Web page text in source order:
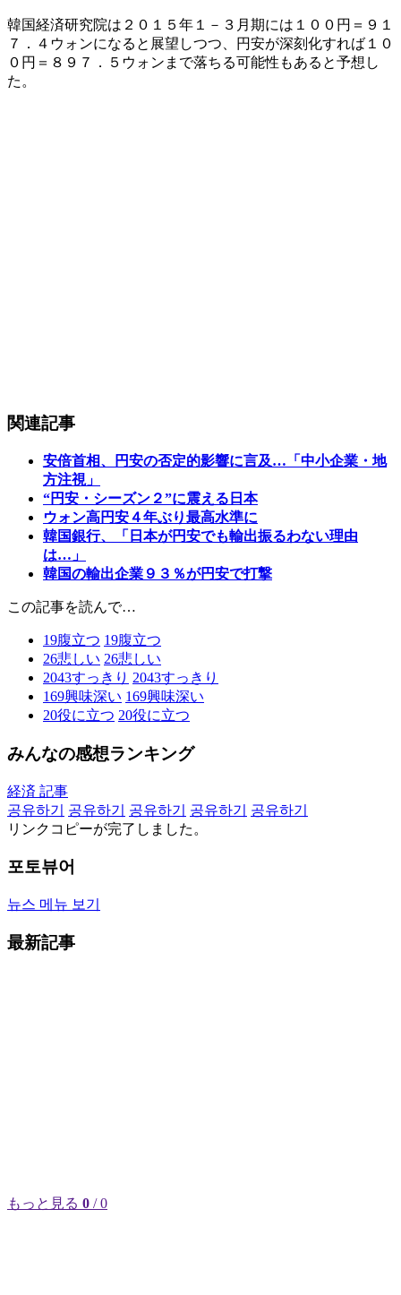
韓国経済研究院は２０１５年１－３月期には１００円＝９１
７．４ウォンになると展望しつつ、円安が深刻化すれば１０
０円＝８９７．５ウォンまで落ちる可能性もあると予想し
た。
関連記事
安倍首相、円安の否定的影響に言及…「中小企業・地
方注視」
“円安・シーズン２”に震える日本
ウォン高円安４年ぶり最高水準に
韓国銀行、「日本が円安でも輸出振るわない理由
は…」
韓国の輸出企業９３％が円安で打撃
この記事を読んで…
19腹立つ 19腹立つ
26悲しい 26悲しい
2043すっきり 2043すっきり
169興味深い 169興味深い
20役に立つ 20役に立つ
みんなの感想ランキング
経済 記事
공유하기
공유하기 공유하기 공유하기
공유하기
リンクコピーが完了しました。
포토뷰어
뉴스 메뉴 보기
最新記事
もっと見る 0 / 0